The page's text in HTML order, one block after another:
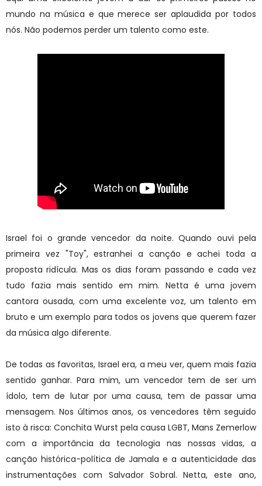
mundo na música e que merece ser aplaudida por todos
nós. Não podemos perder um talento como este.
Israel foi o grande vencedor da noite. Quando ouvi pela
primeira vez "Toy", estranhei a canção e achei toda a
proposta ridícula. Mas os dias foram passando e cada vez
tudo fazia mais sentido em mim. Netta é uma jovem
cantora ousada, com uma excelente voz, um talento em
bruto e um exemplo para todos os jovens que querem fazer
da música algo diferente.
De todas as favoritas, Israel era, a meu ver, quem mais fazia
sentido ganhar. Para mim, um vencedor tem de ser um
ídolo, tem de lutar por uma causa, tem de passar uma
mensagem. Nos últimos anos, os vencedores têm seguido
isto à risca: Conchita Wurst pela causa LGBT, Mans Zemerlow
com a importância da tecnologia nas nossas vidas, a
canção histórica-política de Jamala e a autenticidade das
instrumentações com Salvador Sobral. Netta, este ano,